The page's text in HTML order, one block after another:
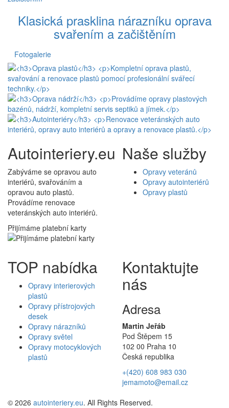
Klasická prasklina nárazníku oprava
svařením a začištěním
Fotogalerie
Autointeriery.eu
Zabýváme se opravou auto
interiérů, svařováním a
opravou auto plastů.
Provádíme renovace
veteránských auto interiérů.
Přijímáme platební karty
Naše služby
Opravy veteránů
Opravy autointeriérů
Opravy plastů
TOP nabídka
Opravy interierových
plastů
Opravy přístrojových
desek
Opravy nárazníků
Opravy světel
Opravy motocyklových
plastů
Kontaktujte
nás
Adresa
Martin Jeřáb
Pod Štěpem 15
102 00 Praha 10
Česká republika
+(420) 608 983 030
jemamoto@email.cz
© 2026 autointeriery.eu. All Rights Reserved.